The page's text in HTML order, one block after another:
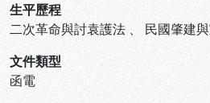
生平歷程
二次革命與討袁護法 、 民國肇建
文件類型
函電